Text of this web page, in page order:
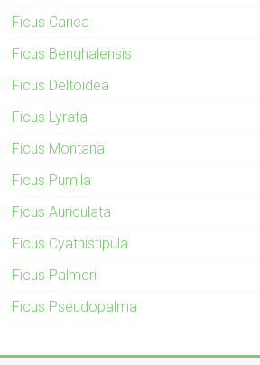
Ficus Carica
Ficus Benghalensis
Ficus Deltoidea
Ficus Lyrata
Ficus Montana
Ficus Pumila
Ficus Auriculata
Ficus Cyathistipula
Ficus Palmeri
Ficus Pseudopalma